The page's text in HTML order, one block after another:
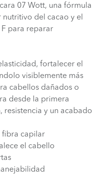
07 Wott, una fórmula
del cacao y el
para reparar
fortalecer el
visiblemente más
cabellos dañados o
desde la primera
y un acabado
fibra capilar
el cabello